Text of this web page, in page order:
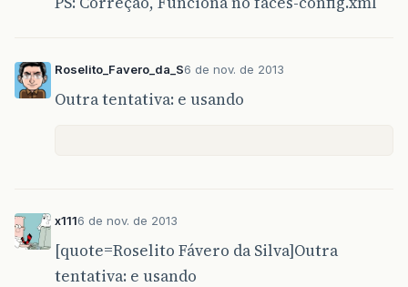
Roselito_Favero_da_S6 de nov. de 2013
Outra tentativa: e usando
x1116 de nov. de 2013
[quote=Roselito Fávero da Silva]Outra
tentativa: e usando